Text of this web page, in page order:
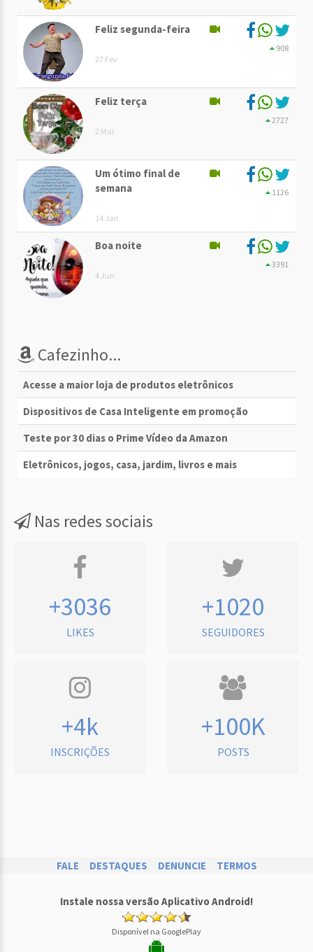
Feliz segunda-feira
27 Fev
908
Feliz terça
2 Mai
2727
Um ótimo final de
semana
14 Jan
1126
Boa noite
4 Jun
3391
Cafezinho...
Acesse a maior loja de produtos eletrônicos
Dispositivos de Casa Inteligente em promoção
Teste por 30 dias o Prime Vídeo da Amazon
Eletrônicos, jogos, casa, jardim, livros e mais
Nas redes sociais
+3036
LIKES
+1020
SEGUIDORES
+4k
INSCRIÇÕES
+100K
POSTS
FALE DESTAQUES DENUNCIE TERMOS
Instale nossa versão Aplicativo Android!
Disponível na GooglePlay